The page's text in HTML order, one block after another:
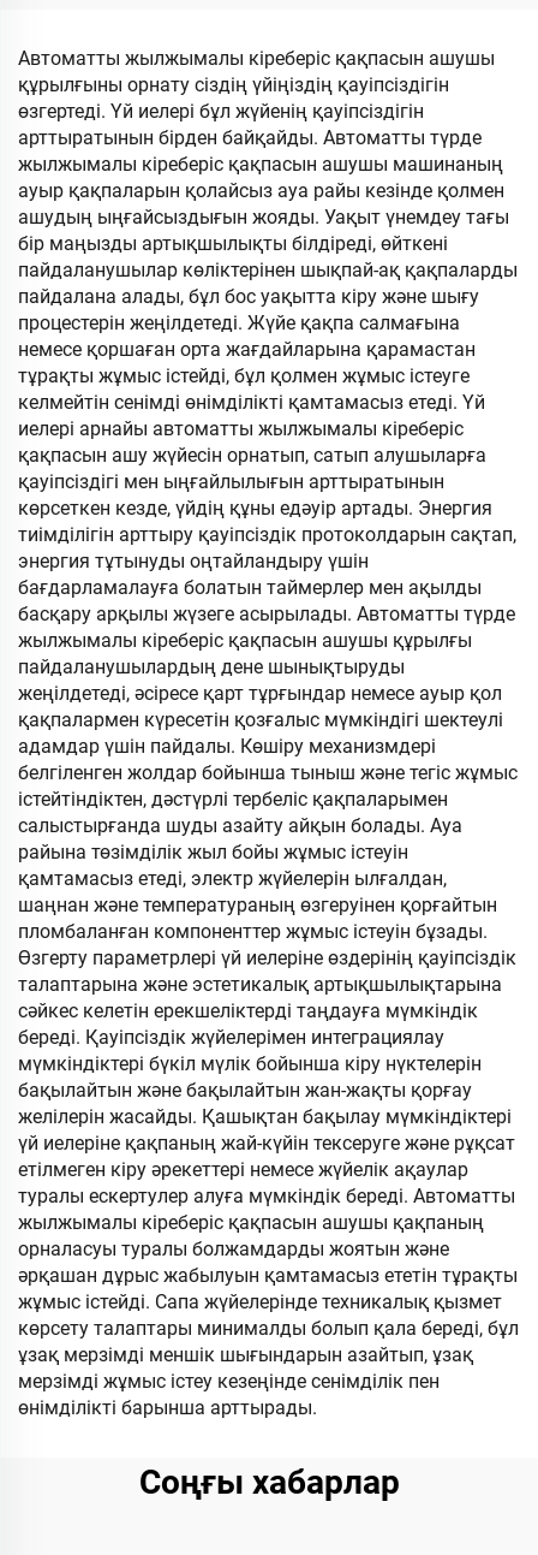
экраны
Автоматты жылжымалы кіреберіс қақпасын ашушы
құрылғыны орнату сіздің үйіңіздің қауіпсіздігін
өзгертеді. Үй иелері бұл жүйенің қауіпсіздігін
арттыратынын бірден байқайды. Автоматты түрде
жылжымалы кіреберіс қақпасын ашушы машинаның
ауыр қақпаларын қолайсыз ауа райы кезінде қолмен
ашудың ыңғайсыздығын жояды. Уақыт үнемдеу тағы
бір маңызды артықшылықты білдіреді, өйткені
пайдаланушылар көліктерінен шықпай-ақ қақпаларды
пайдалана алады, бұл бос уақытта кіру және шығу
процестерін жеңілдетеді. Жүйе қақпа салмағына
немесе қоршаған орта жағдайларына қарамастан
тұрақты жұмыс істейді, бұл қолмен жұмыс істеуге
келмейтін сенімді өнімділікті қамтамасыз етеді. Үй
иелері арнайы автоматты жылжымалы кіреберіс
қақпасын ашу жүйесін орнатып, сатып алушыларға
қауіпсіздігі мен ыңғайлылығын арттыратынын
көрсеткен кезде, үйдің құны едәуір артады. Энергия
тиімділігін арттыру қауіпсіздік протоколдарын сақтап,
энергия тұтынуды оңтайландыру үшін
бағдарламалауға болатын таймерлер мен ақылды
басқару арқылы жүзеге асырылады. Автоматты түрде
жылжымалы кіреберіс қақпасын ашушы құрылғы
пайдаланушылардың дене шынықтыруды
жеңілдетеді, әсіресе қарт тұрғындар немесе ауыр қол
қақпалармен күресетін қозғалыс мүмкіндігі шектеулі
адамдар үшін пайдалы. Көшіру механизмдері
белгіленген жолдар бойынша тыныш және тегіс жұмыс
істейтіндіктен, дәстүрлі тербеліс қақпаларымен
салыстырғанда шуды азайту айқын болады. Ауа
райына төзімділік жыл бойы жұмыс істеуін
қамтамасыз етеді, электр жүйелерін ылғалдан,
шаңнан және температураның өзгеруінен қорғайтын
пломбаланған компоненттер жұмыс істеуін бұзады.
Өзгерту параметрлері үй иелеріне өздерінің қауіпсіздік
талаптарына және эстетикалық артықшылықтарына
сәйкес келетін ерекшеліктерді таңдауға мүмкіндік
береді. Қауіпсіздік жүйелерімен интеграциялау
мүмкіндіктері бүкіл мүлік бойынша кіру нүктелерін
бақылайтын және бақылайтын жан-жақты қорғау
желілерін жасайды. Қашықтан бақылау мүмкіндіктері
үй иелеріне қақпаның жай-күйін тексеруге және рұқсат
етілмеген кіру әрекеттері немесе жүйелік ақаулар
туралы ескертулер алуға мүмкіндік береді. Автоматты
жылжымалы кіреберіс қақпасын ашушы қақпаның
орналасуы туралы болжамдарды жоятын және
әрқашан дұрыс жабылуын қамтамасыз ететін тұрақты
жұмыс істейді. Сапа жүйелерінде техникалық қызмет
көрсету талаптары минималды болып қала береді, бұл
ұзақ мерзімді меншік шығындарын азайтып, ұзақ
мерзімді жұмыс істеу кезеңінде сенімділік пен
өнімділікті барынша арттырады.
Соңғы хабарлар